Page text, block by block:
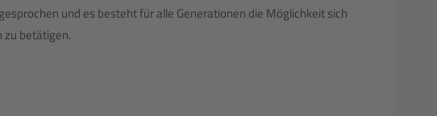
und es besteht für alle Generationen die Möglichkeit sich
zu betätigen.